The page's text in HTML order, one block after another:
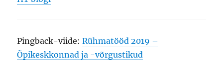
Pingback-viide:Rühmatööd 2019 –
Õpikeskkonnad ja -võrgustikud